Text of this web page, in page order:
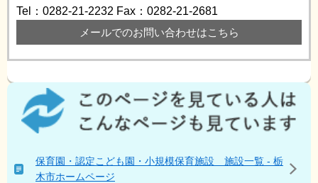
Tel：0282-21-2232 Fax：0282-21-2681
メールでのお問い合わせはこちら
こ
ペ
を
保育園・認定こども園・小規模保育施設 施設一覧 - 栃
木市ホームページ